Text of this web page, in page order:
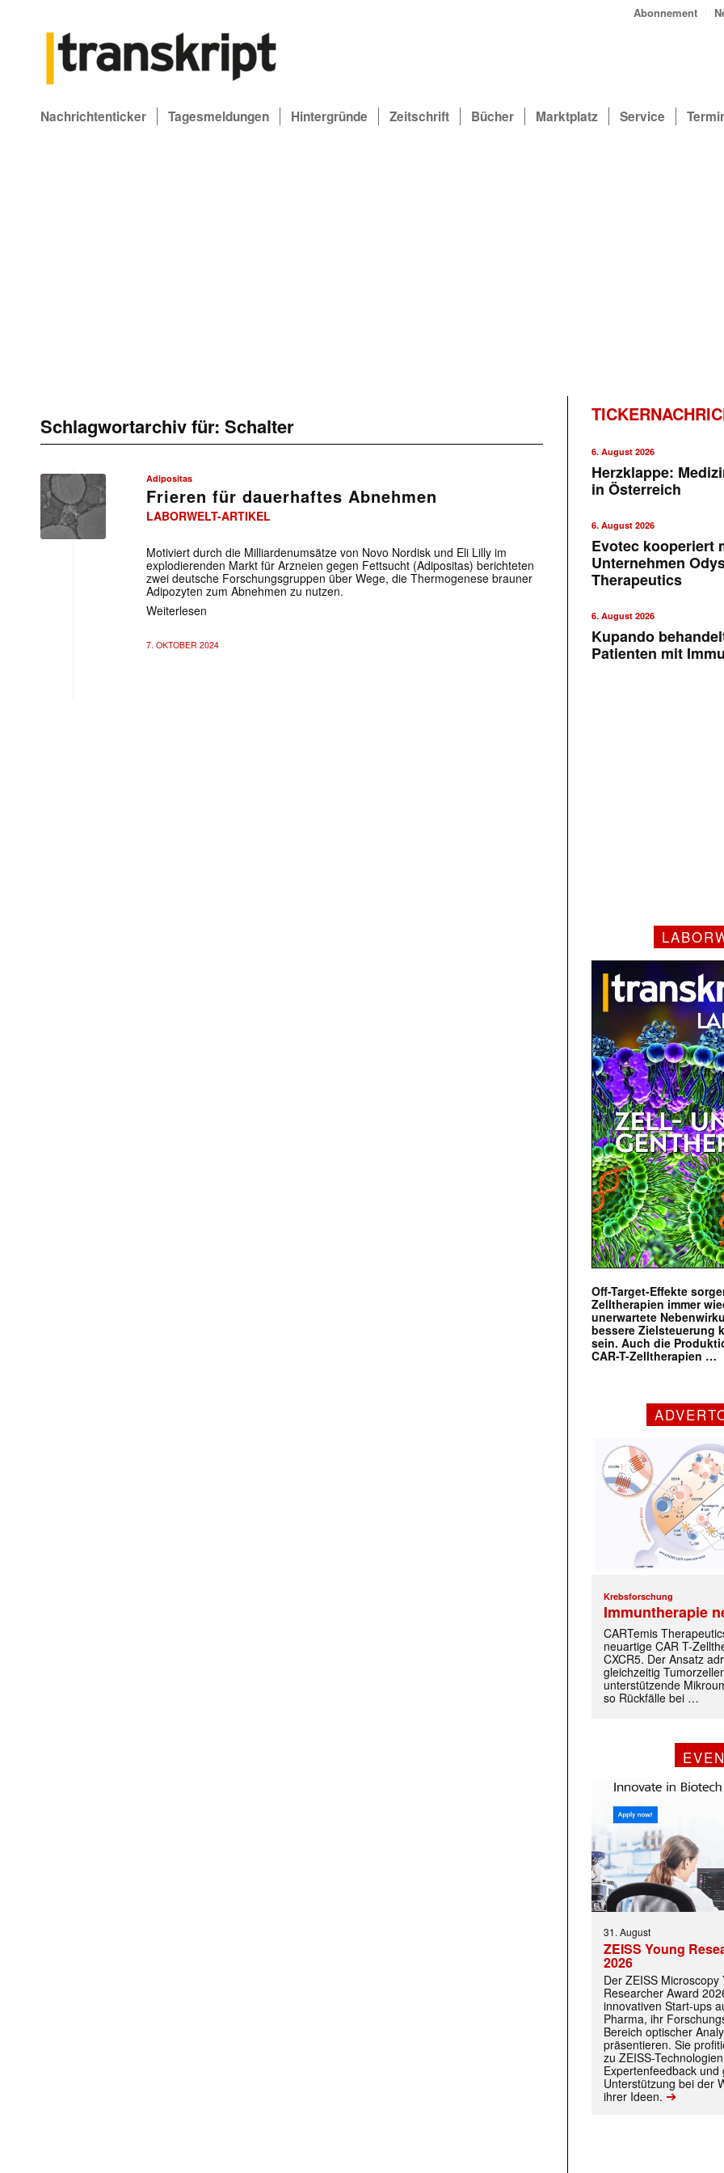
Abonnement
Nachrichtenticker Tagesmeldungen Hintergründe Zeitschrift Bücher Marktplatz Service
Schlagwortarchiv für: Schalter
Adipositas
Frieren für dauerhaftes Abnehmen
LABORWELT-ARTIKEL
Motiviert durch die Milliardenumsätze von Novo Nordisk und Eli Lilly im
explodierenden Markt für Arzneien gegen Fettsucht (Adipositas) berichteten
zwei deutsche Forschungsgruppen über Wege, die Thermogenese brauner
Adipozyten zum Abnehmen zu nutzen.
Weiterlesen
7. OKTOBER 2024
6. August 2026
Herzklappe:
in Österreich
6. August 2026
Evotec kooperiert
Unternehmen
Therapeutics
6. August 2026
Kupando
Patienten mit
Off-Target-Effekte
Zelltherapien immer
unerwartete
bessere Zielsteuerung
sein. Auch die
CAR-T-Zelltherapien …
Krebsforschung
Immuntherapie
CARTemis
neuartige CAR T-
CXCR5. Der Ansatz
gleichzeitig
unterstützende
so Rückfälle bei …
31. August
ZEISS Young
2026
Der ZEISS Microscopy
Researcher Award
innovativen Start-ups
Pharma, ihr
Bereich optischer
präsentieren. Sie
zu ZEISS-
Expertenfeedback und
Unterstützung bei der
ihrer Ideen. ➔